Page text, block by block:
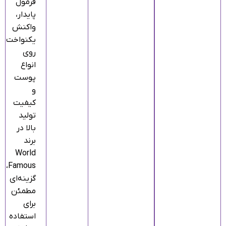
فرمول
پایدار،
واکنش
یکنواخت
روی
انواع
پوست
و
کیفیت
تولید
بالا در
برند
World
Famous،
گزینه‌ای
مطمئن
برای
استفاده